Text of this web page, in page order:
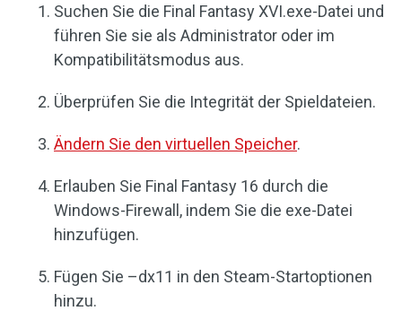
Suchen Sie die Final Fantasy XVI.exe-Datei und
führen Sie sie als Administrator oder im
Kompatibilitätsmodus aus.
Überprüfen Sie die Integrität der Spieldateien.
Ändern Sie den virtuellen Speicher.
Erlauben Sie Final Fantasy 16 durch die
Windows-Firewall, indem Sie die exe-Datei
hinzufügen.
Fügen Sie –dx11 in den Steam-Startoptionen
hinzu.